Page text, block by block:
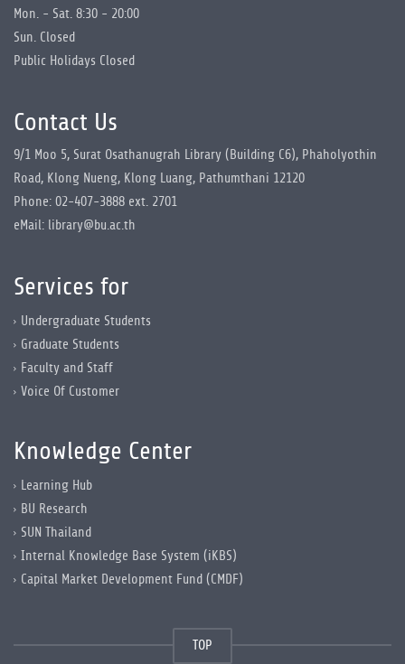
Mon. - Sat. 8:30 - 20:00
Sun. Closed
Public Holidays Closed
Contact Us
9/1 Moo 5, Surat Osathanugrah Library (Building C6), Phaholyothin
Road, Klong Nueng, Klong Luang, Pathumthani 12120
Phone: 02-407-3888 ext. 2701
eMail: library@bu.ac.th
Services for
Undergraduate Students
Graduate Students
Faculty and Staff
Voice Of Customer
Knowledge Center
Learning Hub
BU Research
SUN Thailand
Internal Knowledge Base System (iKBS)
Capital Market Development Fund (CMDF)
TOP